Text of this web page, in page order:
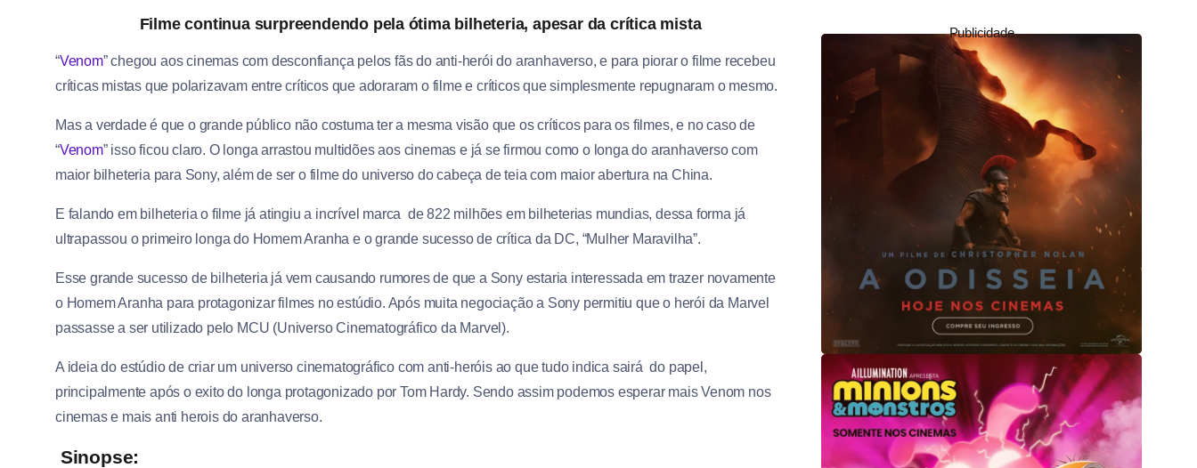
Filme continua surpreendendo pela ótima bilheteria, apesar da crítica mista
“Venom” chegou aos cinemas com desconfiança pelos fãs do anti-herói do aranhaverso, e para piorar o filme recebeu
críticas mistas que polarizavam entre críticos que adoraram o filme e críticos que simplesmente repugnaram o mesmo.
Mas a verdade é que o grande público não costuma ter a mesma visão que os críticos para os filmes, e no caso de
“Venom” isso ficou claro. O longa arrastou multidões aos cinemas e já se firmou como o longa do aranhaverso com
maior bilheteria para Sony, além de ser o filme do universo do cabeça de teia com maior abertura na China.
E falando em bilheteria o filme já atingiu a incrível marca de 822 milhões em bilheterias mundias, dessa forma já
ultrapassou o primeiro longa do Homem Aranha e o grande sucesso de crítica da DC, “Mulher Maravilha”.
Esse grande sucesso de bilheteria já vem causando rumores de que a Sony estaria interessada em trazer novamente
o Homem Aranha para protagonizar filmes no estúdio. Após muita negociação a Sony permitiu que o herói da Marvel
passasse a ser utilizado pelo MCU (Universo Cinematográfico da Marvel).
A ideia do estúdio de criar um universo cinematográfico com anti-heróis ao que tudo indica sairá do papel,
principalmente após o exito do longa protagonizado por Tom Hardy. Sendo assim podemos esperar mais Venom nos
cinemas e mais anti herois do aranhaverso.
Sinopse:
Publicidade